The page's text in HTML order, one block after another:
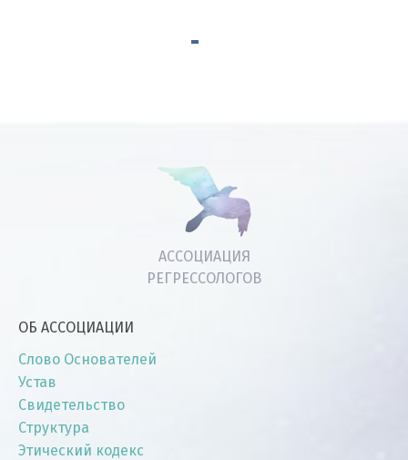
АССОЦИАЦИЯ
РЕГРЕССОЛОГОВ
ОБ АССОЦИАЦИИ
Слово Основателей
Устав
Свидетельство
Структура
Этический кодекс